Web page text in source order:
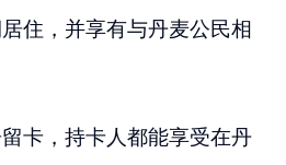
住，并享有与丹麦公民相
卡，持卡人都能享受在丹